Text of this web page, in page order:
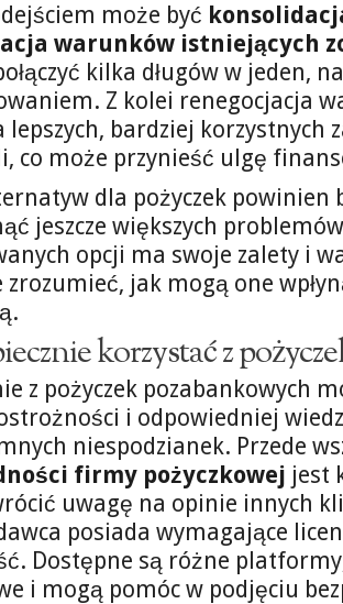
może być
warunków istniejących
kilka długów w jeden,
Z kolei renegocjacja
lepszych, bardziej korzystnych
co może przynieść ulgę
dla pożyczek powinien
jeszcze większych
opcji ma swoje zalety i
zrozumieć, jak mogą one
korzystać z
z pożyczek pozabankowych
i odpowiedniej
niespodzianek. Przede
firmy pożyczkowej jest
uwagę na opinie innych
posiada wymagające
Dostępne są różne
i mogą pomóc w podjęciu